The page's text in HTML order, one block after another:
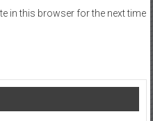
in this browser for the next time